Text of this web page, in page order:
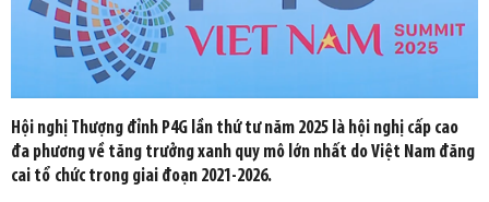
Hội nghị Thượng đỉnh P4G lần thứ tư năm 2025 là hội nghị cấp cao
đa phương về tăng trưởng xanh quy mô lớn nhất do Việt Nam đăng
cai tổ chức trong giai đoạn 2021-2026.